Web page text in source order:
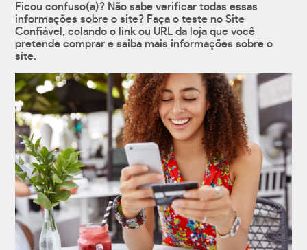
Ficou confuso(a)? Não sabe verificar todas essas
informações sobre o site? Faça o teste no Site
Confiável, colando o link ou URL da loja que você
pretende comprar e saiba mais informações sobre o
site.